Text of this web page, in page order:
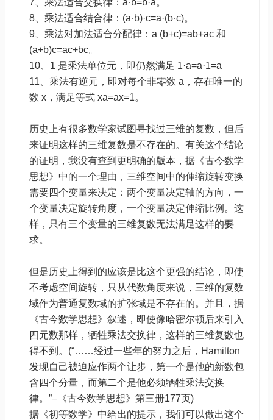
7、乘法适合交换律：a·b=b·a。
8、乘法适合结合律：(a·b)·c=a·(b·c)。
9、乘法对加法适合分配律：a (b+c)=ab+ac 和
(a+b)c=ac+bc。
10、1 是乘法单位元，即仍然满足 1·a=a·1=a
11、乘法有逆元，即对每个非零数 a，存在唯一的
数 x，满足等式 xa=ax=1。
历史上有很多数学家试图寻找过三维的复数，但后
来证明这样的三维复数是不存在的。有关这个结论
的证明，我没有查到更明确的版本，据《古今数学
思想》中的一个理由，三维空间中的伸缩旋转变换
需要四个变量来决定：两个变量决定轴的方向，一
个变量决定旋转角度，一个变量决定伸缩比例。这
样，只有三个变量的三维复数无法满足这样的要
求。
但是历史上得到的应该是比这个更强的结论，即使
不考虑空间旋转，只从代数角度来说，三维的复数
域作为普通复数域的扩张域是不存在的。并且，据
《古今数学思想》叙述，即使像哈密尔顿后来引入
四元数那样，牺牲乘法交换律，这样的三维复数也
得不到。(“……经过一些年的努力之后，Hamilton
发现自己被迫应作两个让步，第一个是他的新数包
含四个分量，而第二个是他必须牺牲乘法交换
律。”–《古今数学思想》第三册177页)
据《初等数学》中给出的提示，我们可以做出这个